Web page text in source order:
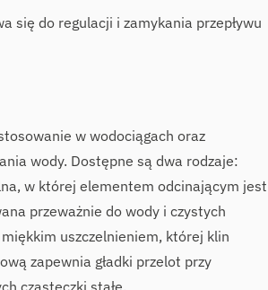
się do regulacji i zamykania przepływu
w wodociągach oraz
wody. Dostępne są dwa rodzaje:
w której elementem odcinającym jest
przeważnie do wody i czystych
uszczelnieniem, której klin
zapewnia gładki przelot przy
cząsteczki stałe.